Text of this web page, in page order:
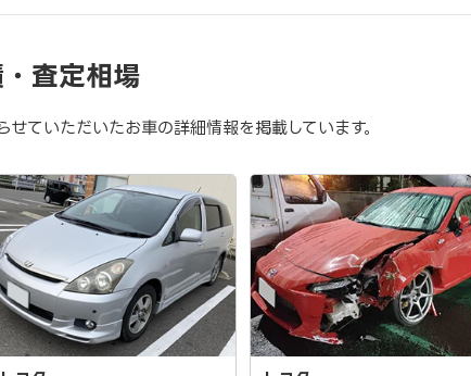
査定相場
ていただいたお車の詳細情報を掲載しています。